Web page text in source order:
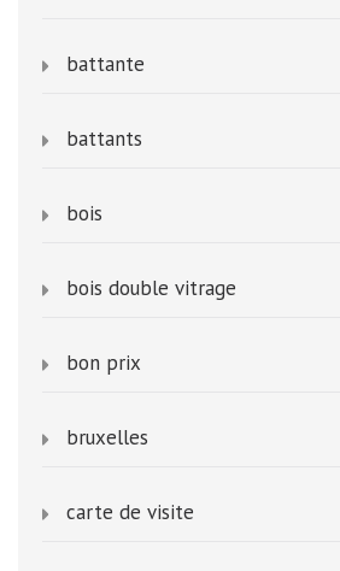
battante
battants
bois
bois double vitrage
bon prix
bruxelles
carte de visite